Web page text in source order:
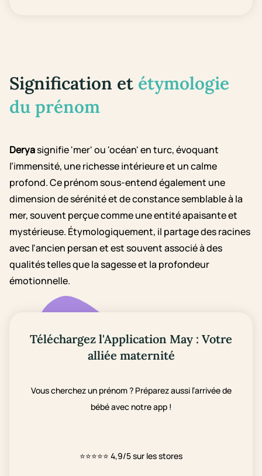
Signification et étymologie
du prénom
Deryasignifie 'mer' ou 'océan' en turc, évoquant
l’immensité, une richesse intérieure et un calme
profond. Ce prénom sous-entend également une
dimension de sérénité et de constance semblable à la
mer, souvent perçue comme une entité apaisante et
mystérieuse. Étymologiquement, il partage des racines
avec l'ancien persan et est souvent associé à des
qualités telles que la sagesse et la profondeur
émotionnelle.
Téléchargez l'Application May : Votre
alliée maternité
Vous cherchez un prénom ? Préparez aussi l’arrivée de
bébé avec notre app !
⭐⭐⭐⭐⭐ 4,9/5 sur les stores